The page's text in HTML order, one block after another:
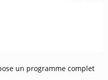
un programme complet